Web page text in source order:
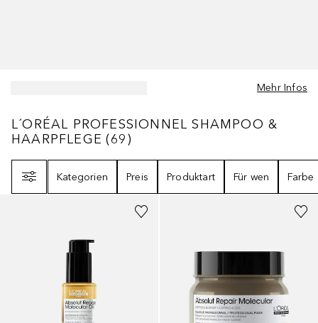
Mehr Infos
L´ORÉAL PROFESSIONNEL SHAMPOO &
L´ORÉAL PROFESSIONNEL SHAMPOO &
HAARPFLEGE (69)
Kategorien
Preis Produktart Für wen Farbe